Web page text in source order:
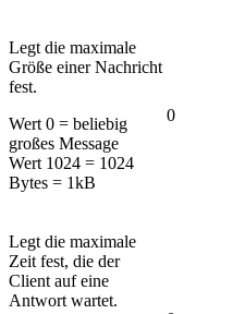
Legt die maximale
Größe einer Nachricht
fest.
Wert 0 = beliebig
großes Message
Wert 1024 = 1024
Bytes = 1kB
0
Legt die maximale
Zeit fest, die der
Client auf eine
Antwort wartet.